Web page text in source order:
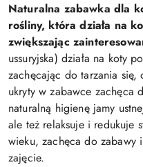
Naturalna zabawka dla
rośliny, która działa na
zwiększając
ussuryjska) działa na koty
zachęcając do tarzania się,
ukryty w zabawce zachęca
naturalną higienę jamy
ale też relaksuje i redukuje
wieku, zachęca do zabawy
zajęcie.